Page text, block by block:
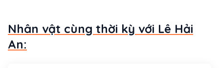
Nhân vật cùng thời kỳ với Lê Hải
An: